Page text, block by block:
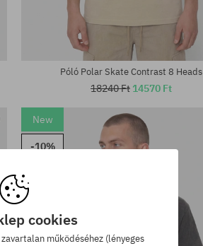
Elérhető méretek:
Póló Polar Skate Contrast 8 Heads
18240 Ft 14570 Ft
New
-10%
cookies
működéséhez (lényeges